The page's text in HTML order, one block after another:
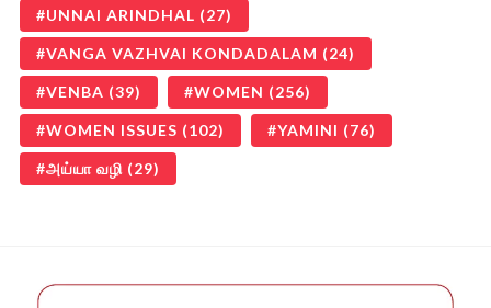
UNNAI ARINDHAL (27)
VANGA VAZHVAI KONDADALAM (24)
VENBA (39) WOMEN (256)
WOMEN ISSUES (102) YAMINI (76)
அய்யா வழி (29)